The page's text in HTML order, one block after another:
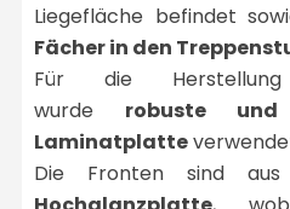
Liegefläche befindet
Fächer in den
Für die
wurde robuste
Laminatplatte
Die Fronten sind aus